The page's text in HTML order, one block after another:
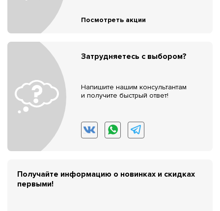
Посмотреть акции
Затрудняетесь с выбором?
Напишите нашим консультантам
и получите быстрый ответ!
Получайте информацию о новинках и скидках
первыми!